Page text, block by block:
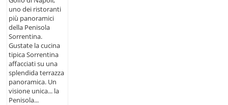
uno dei ristoranti
più panoramici
della Penisola
Sorrentina.
Gustate la cucina
tipica Sorrentina
affacciati su una
splendida terrazza
panoramica. Un
visione unica... la
Penisola...